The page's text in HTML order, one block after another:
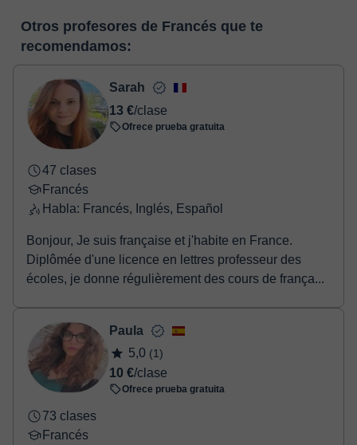
pizarra virtual o el editor de textos a tiempo real. En el siguiente
enlace puedes ver una demo del aula y conocerla:
virtual
horas, podrás realizar el pago mediante tarjeta de débito o
crédito.
Una vez realices el pago de la clase, recibirás un e-mail de
confirmación de la reserva.
Otros profesores de Francés que te
recomendamos:
Sarah
13 €/clase
Ofrece prueba gratuita
47 clases
Francés
Habla: Francés, Inglés, Español
Bonjour, Je suis française et j'habite en France.
Diplômée d'une licence en lettres professeur des
écoles, je donne régulièrement des cours de frança...
Paula
5,0 (1)
10 €/clase
Ofrece prueba gratuita
73 clases
Francés